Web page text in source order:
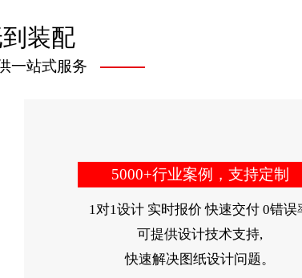
装配
一站式服务
5000+行业案例，支持定制
1对1设计 实时报价 快速交付 0错误
可提供设计技术支持,
快速解决图纸设计问题。